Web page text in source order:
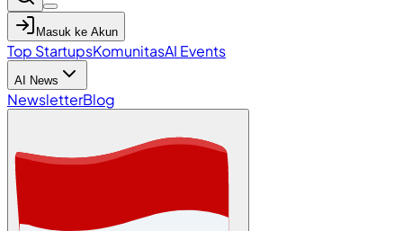
Masuk ke Akun
Top StartupsKomunitasAI Events
AI News
NewsletterBlog